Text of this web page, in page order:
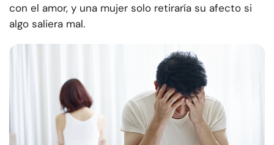
con el amor, y una mujer solo retiraría su afecto si
algo saliera mal.